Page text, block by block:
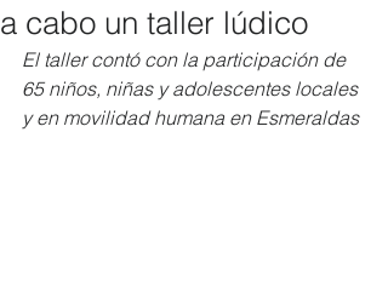
a cabo un taller lúdico
El taller contó con la participación de
65 niños, niñas y adolescentes locales
y en movilidad humana en Esmeraldas